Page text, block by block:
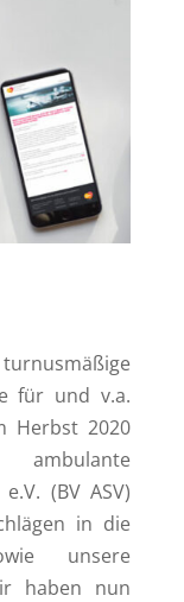
für und v.a.
Herbst 2020
(BV ASV)
in die
unsere
haben nun